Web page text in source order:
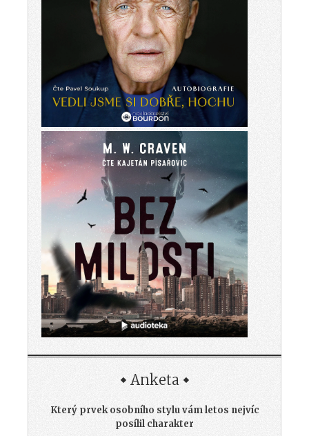
Anketa
Který prvek osobního stylu vám letos nejvíc
posílil charakter